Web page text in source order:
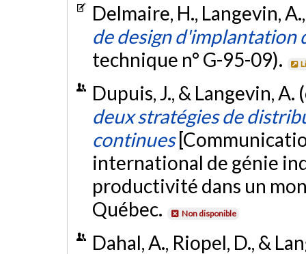
Delmaire, H., Langevin,
de design d'implantation
technique n° G-95-09).
Dupuis, J., & Langevin,
deux stratégies de
continues
international de génie
productivité dans un
Québec.
Non disponible
Dahal, A., Riopel, D., &